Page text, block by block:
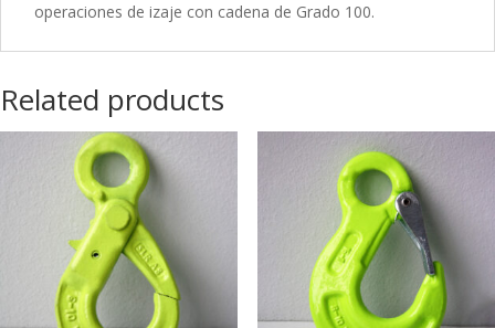
operaciones de izaje con cadena de Grado 100.
Related products